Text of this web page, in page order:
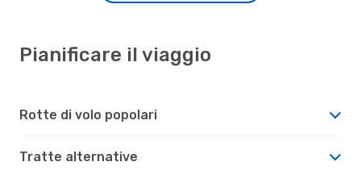
Pianificare il viaggio
Rotte di volo popolari
Tratte alternative